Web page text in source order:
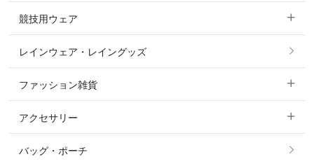
カットソー・Tシャツ・タンクトップ
パーカー・トレーナー・スウェット
ニット・セーター
コート
ジャケット・ブルゾン
その他 アウター
競技用ウェア
すべての競技用ウェア
ショージャケット
ショーシャツ
レインウェア・レイングッズ
ファッション雑貨
すべてのファッション雑貨
ソックス
アクセサリー
すべてのアクセサリー
バッグ・ポーチ